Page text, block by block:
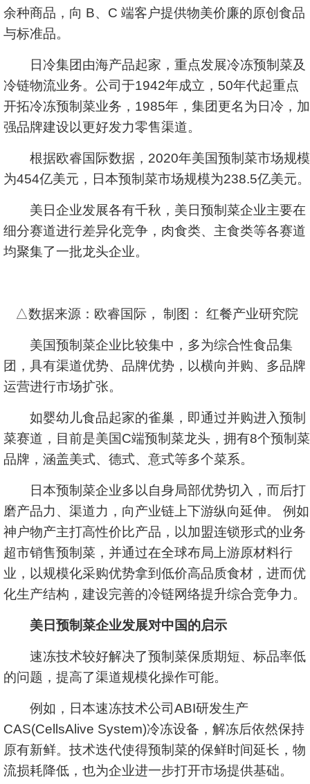
余种商品，向 B、C 端客户提供物美价廉的原创食品
与标准品。
日冷集团由海产品起家，重点发展冷冻预制菜及
冷链物流业务。公司于1942年成立，50年代起重点
开拓冷冻预制菜业务，1985年，集团更名为日冷，加
强品牌建设以更好发力零售渠道。
根据欧睿国际数据，2020年美国预制菜市场规模
为454亿美元，日本预制菜市场规模为238.5亿美元。
美日企业发展各有千秋，美日预制菜企业主要在
细分赛道进行差异化竞争，肉食类、主食类等各赛道
均聚集了一批龙头企业。
△数据来源：欧睿国际， 制图： 红餐产业研究院
美国预制菜企业比较集中，多为综合性食品集
团，具有渠道优势、品牌优势，以横向并购、多品牌
运营进行市场扩张。
如婴幼儿食品起家的雀巢，即通过并购进入预制
菜赛道，目前是美国C端预制菜龙头，拥有8个预制菜
品牌，涵盖美式、德式、意式等多个菜系。
日本预制菜企业多以自身局部优势切入，而后打
磨产品力、渠道力，向产业链上下游纵向延伸。 例如
神户物产主打高性价比产品，以加盟连锁形式的业务
超市销售预制菜，并通过在全球布局上游原材料行
业，以规模化采购优势拿到低价高品质食材，进而优
化生产结构，建设完善的冷链网络提升综合竞争力。
美日预制菜企业发展对中国的启示
速冻技术较好解决了预制菜保质期短、标品率低
的问题，提高了渠道规模化操作可能。
例如，日本速冻技术公司ABI研发生产
CAS(CellsAlive System)冷冻设备，解冻后依然保持
原有新鲜。技术迭代使得预制菜的保鲜时间延长，物
流损耗降低，也为企业进一步打开市场提供基础。